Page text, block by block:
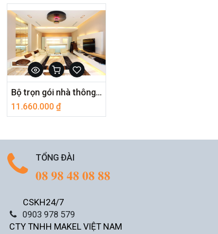
Bộ trọn gói nhà thông minh Basic cho phòng khách-IELB
11.660.000₫
TỔNG ĐÀI
𝟎𝟖 𝟗𝟖 𝟒𝟖 𝟎𝟖 𝟖𝟖
CSKH24/7
0903 978 579
CTY TNHH MAKEL VIỆT NAM